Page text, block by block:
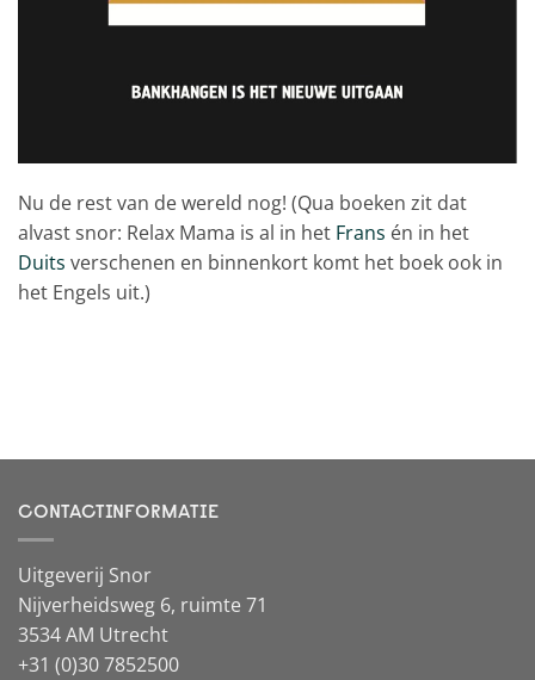
Nu de rest van de wereld nog! (Qua boeken zit dat
alvast snor: Relax Mama is al in het Frans én in het
Duits verschenen en binnenkort komt het boek ook in
het Engels uit.)
CONTACTINFORMATIE
Uitgeverij Snor
Nijverheidsweg 6, ruimte 71
3534 AM Utrecht
+31 (0)30 7852500